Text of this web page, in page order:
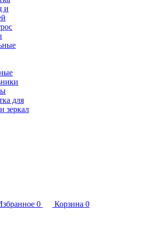
и
для
зеркал
0 Корзина 0